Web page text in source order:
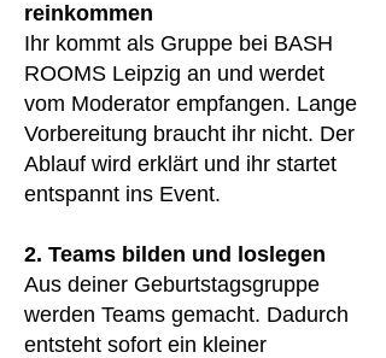
reinkommen
Ihr kommt als Gruppe bei BASH
ROOMS Leipzig an und werdet
vom Moderator empfangen. Lange
Vorbereitung braucht ihr nicht. Der
Ablauf wird erklärt und ihr startet
entspannt ins Event.
2. Teams bilden und loslegen
Aus deiner Geburtstagsgruppe
werden Teams gemacht. Dadurch
entsteht sofort ein kleiner